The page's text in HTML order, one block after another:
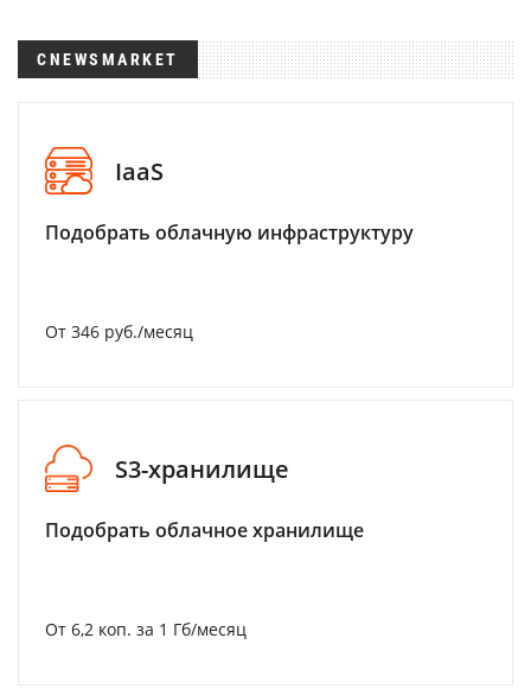
CNEWSMARKET
IaaS
Подобрать облачную инфраструктуру
От 346 руб./месяц
S3-хранилище
Подобрать облачное хранилище
От 6,2 коп. за 1 Гб/месяц